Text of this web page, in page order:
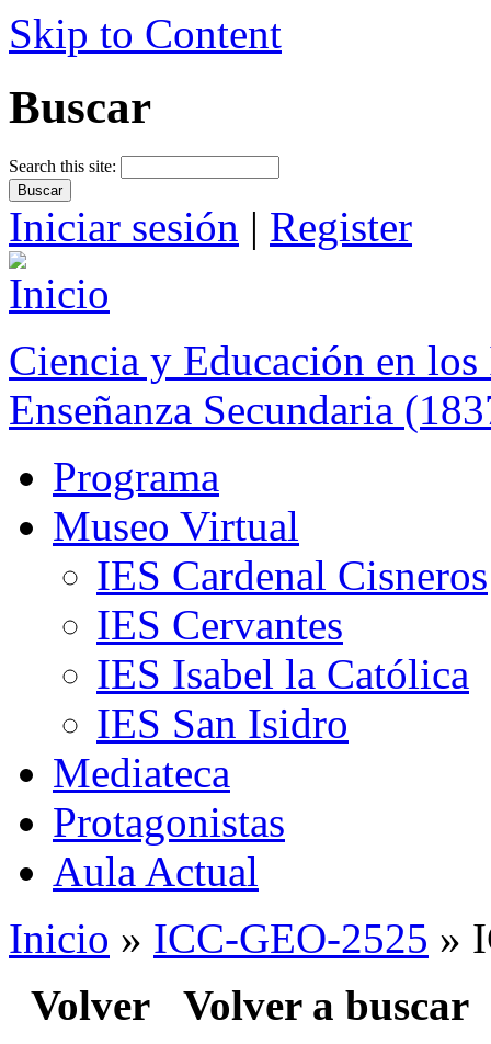
Skip to Content
Buscar
Search this site:
Iniciar sesión | Register
Ciencia y Educación en
Enseñanza Secundaria
Programa
Museo Virtual
IES Cardenal Cisneros
IES Cervantes
IES Isabel la Católica
IES San Isidro
Mediateca
Protagonistas
Aula Actual
Inicio » ICC-GEO-2525 »
Volver Volver a buscar